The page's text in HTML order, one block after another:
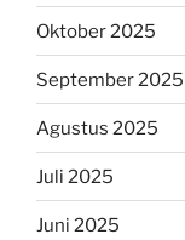
Oktober 2025
September 2025
Agustus 2025
Juli 2025
Juni 2025